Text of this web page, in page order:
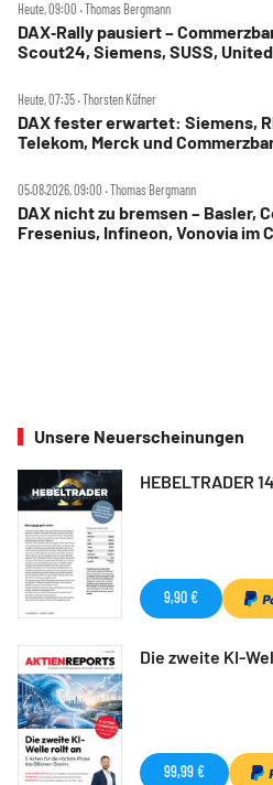
Heute, 09:00 ‧ Thomas Bergmann
DAX‑Rally pausiert –
Scout24, Siemens, SUSS,
Heute, 07:35 ‧ Thorsten Küfner
DAX fester erwartet: Siemens,
Telekom, Merck und
05.08.2026, 09:00 ‧ Thomas Bergmann
DAX nicht zu bremsen – Basler,
Fresenius, Infineon, Vonovia im
Unsere Neuerscheinungen
HEBELTRADER
9,90 €
Die zweite KI-
99,99 €